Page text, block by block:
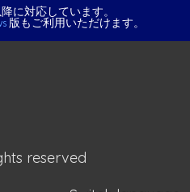
降に対応しています。
版もご利用いただけます。
reserved